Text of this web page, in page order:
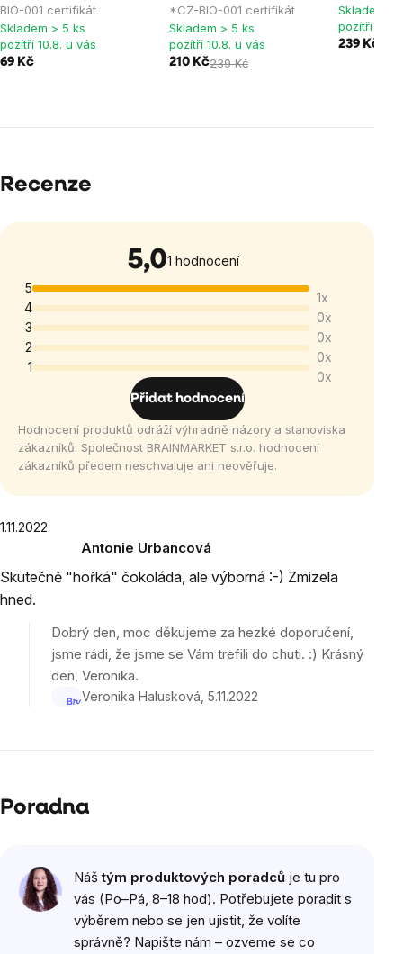
BIO-001 certifikát
Skladem > 5 ks
pozítří 10.8. u vás
69 Kč
*CZ-BIO-001 certifikát
Skladem > 5 ks
pozítří 10.8. u vás
210 Kč239 Kč
Skladem >
pozítří
239 Kč
Recenze
5,0Průměrné
hodnocení
produktu
je
5,0
z
5
1 hodnocení
5
1x
4
0x
3
0x
2
0x
1
0x
Přidat hodnocení
Hodnocení produktů odráží výhradně názory a stanoviska
zákazníků. Společnost BRAINMARKET s.r.o. hodnocení
zákazníků předem neschvaluje ani neověřuje.
Výpis
hodnoceníAntonie Urbancová
produktu
je
1.11.2022
Skutečně "hořká" čokoláda, ale výborná :-) Zmizela
hned.
Veronika Halusková 5.11.2022
Dobrý den, moc děkujeme za hezké doporučení,
jsme rádi, že jsme se Vám trefili do chuti. :) Krásný
den, Veronika.
Poradna
diskuzí
Náštým produktových poradců je tu pro
vás (Po–Pá, 8–18 hod). Potřebujete poradit s
výběrem nebo se jen ujistit, že volíte
správně? Napište nám – ozveme se co